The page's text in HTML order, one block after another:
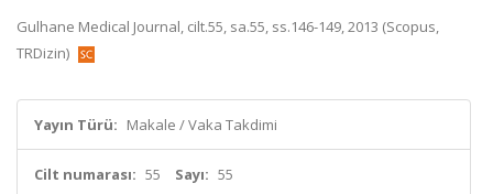
Gulhane Medical Journal, cilt.55, sa.55, ss.146-149, 2013 (Scopus,
TRDizin)
Yayın Türü: Makale / Vaka Takdimi
Cilt numarası: 55 Sayı: 55